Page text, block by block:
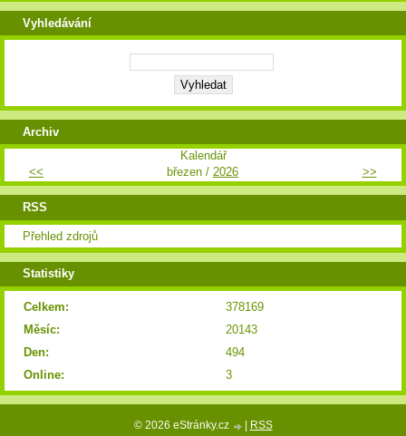
Vyhledávání
Archiv
Kalendář
<<
březen / 2026 >>
RSS
Přehled zdrojů
Statistiky
Online: 3
Celkem:
378169
Měsíc:
20143
Den:
494
© 2026 eStránky.cz RSS